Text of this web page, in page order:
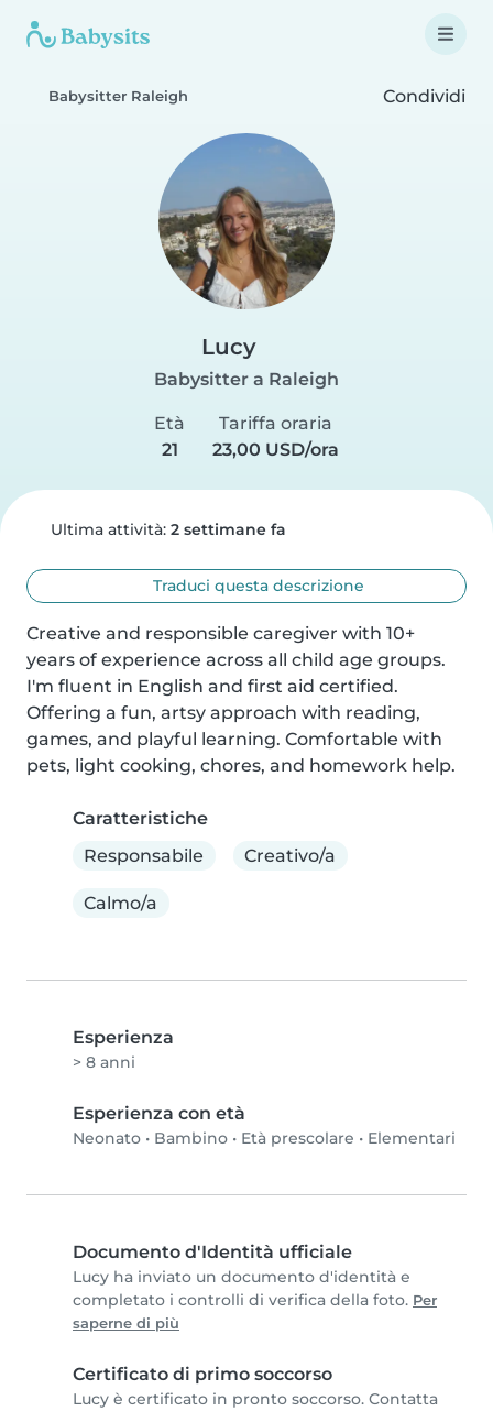
Babysitter Raleigh Condividi
Lucy
Babysitter a Raleigh
Età
21
Tariffa oraria
23,00 USD/ora
Ultima attività: 2 settimane fa
Traduci questa descrizione
Creative and responsible caregiver with 10+
years of experience across all child age groups.
I'm fluent in English and first aid certified.
Offering a fun, artsy approach with reading,
games, and playful learning. Comfortable with
pets, light cooking, chores, and homework help.
Caratteristiche
Responsabile
Creativo/a
Calmo/a
Esperienza
> 8 anni
Esperienza con età
Neonato • Bambino • Età prescolare • Elementari
Documento d'Identità ufficiale
Lucy ha inviato un documento d'identità e
completato i controlli di verifica della foto. Per
saperne di più
Certificato di primo soccorso
Lucy è certificato in pronto soccorso. Contatta